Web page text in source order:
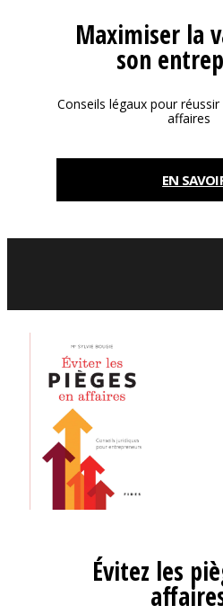
Maximiser la
son
Conseils légaux pour
affaires
EN
Évitez les